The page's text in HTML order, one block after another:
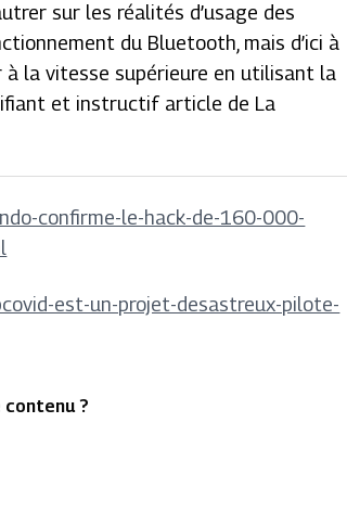
sur les réalités d’usage des
du Bluetooth, mais d’ici à
à la vitesse supérieure en utilisant la
et instructif article de La
confirme-le-hack-de-160-000-
est-un-projet-desastreux-pilote-
contenu ?